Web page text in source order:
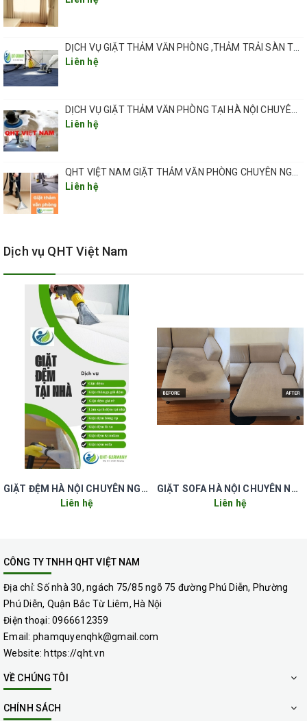
Liên hệ
Liên hệ
Liên hệ
Dịch vụ QHT Việt Nam
GIẶT ĐỆM HÀ NỘI CHUYÊN NGHIỆP UY TÍN GIÁ RẺ
Liên hệ
GIẶT SOFA HÀ NỘI CHUYÊN NGHIỆP UY TÍN GIÁ RẺ
Liên hệ
CÔNG TY TNHH QHT VIỆT NAM
Địa chỉ: Số nhà 30, ngách 75/85 ngõ 75 đường Phú Diễn, Phường
Phú Diễn, Quận Bắc Từ Liêm, Hà Nội
Điện thoại: 0966612359
Email: phamquyenqhk@gmail.com
Website: https://qht.vn
VỀ CHÚNG TÔI
CHÍNH SÁCH